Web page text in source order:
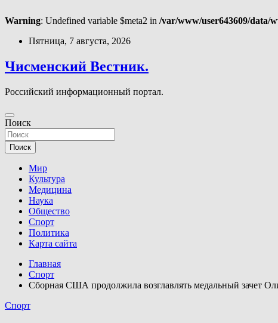
Warning: Undefined variable $meta2 in /var/www/user643609/data/
Перейти
содержимому
Пятница, 7 августа, 2026
Чисменский Вестник.
Российский информационный портал.
Поиск
Поиск
Мир
Культура
Медицина
Наука
Общество
Спорт
Политика
Карта сайта
Главная
Спорт
Сборная США продолжила возглавлять медальный зачет
Спорт